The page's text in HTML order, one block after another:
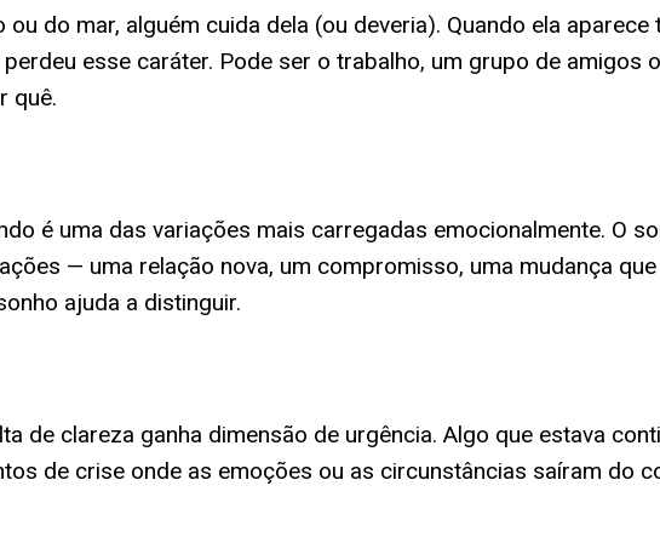
do mar, alguém cuida dela (ou deveria). Quando ela
esse caráter. Pode ser o trabalho, um grupo de amigos
quê.
é uma das variações mais carregadas emocionalmente. O
— uma relação nova, um compromisso, uma mudança
ajuda a distinguir.
de clareza ganha dimensão de urgência. Algo que estava
de crise onde as emoções ou as circunstâncias saíram do